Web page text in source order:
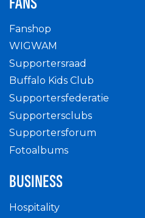
Fanshop
WIGWAM
Supportersraad
Buffalo Kids Club
Supportersfederatie
Supportersclubs
Supportersforum
Fotoalbums
BUSINESS
Hospitality